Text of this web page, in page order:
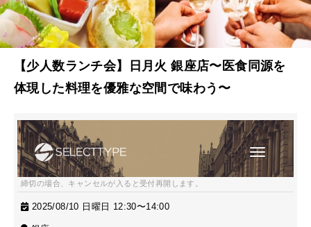
【少人数ランチ会】日月火 銀座店〜医食同源を
体現した料理を優雅な空間で味わう〜
締切の場合、キャンセルが入ると受付再開します。
2025/08/10 日曜日 12:30〜14:00